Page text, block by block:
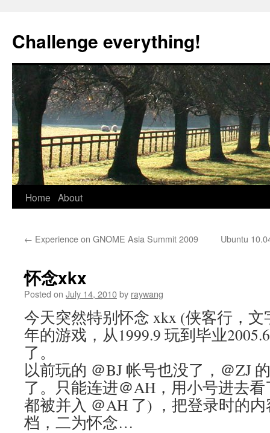
content
Challenge everything!
Home About
← Experience on GNOME Asia Summit 2009 Ubuntu
怀念xkx
Posted on July 14, 2010by raywang
今天突然特别怀念 xkx (侠客行，
年的游戏，从1999.9 玩到毕业
了。
以前玩的 ＠BJ 帐号也没了，＠ZJ
了。只能连进＠AH，用小号进去看
都被并入 ＠AH 了) ，把登录时的
档，二为怀念…